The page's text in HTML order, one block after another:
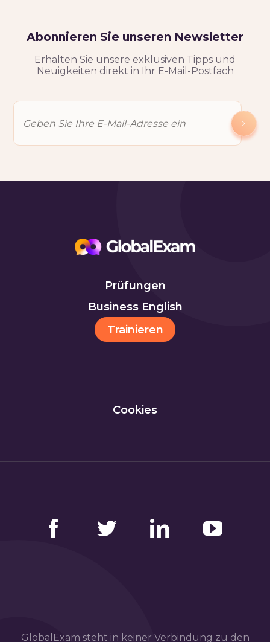
Abonnieren Sie unseren Newsletter
Erhalten Sie unsere exklusiven Tipps und
Neuigkeiten direkt in Ihr E-Mail-Postfach
Prüfungen
Business English
Trainieren
Cookies
GlobalExam steht in keiner Verbindung zu den